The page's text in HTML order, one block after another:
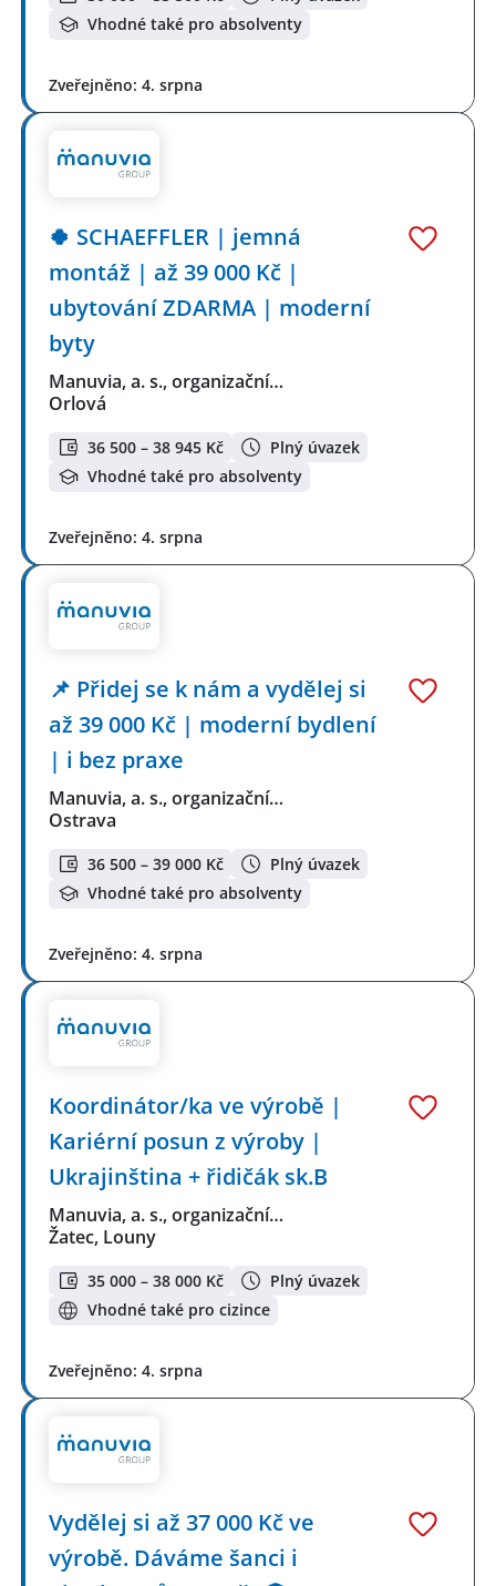
Vhodné také pro absolventy
Zveřejněno: 4. srpna
🍀 SCHAEFFLER | jemná
montáž | až 39 000 Kč |
ubytování ZDARMA | moderní
byty
Manuvia, a. s., organizační…
Orlová
36 500 – 38 945 Kč
Plný úvazek
Vhodné také pro absolventy
Zveřejněno: 4. srpna
📌 Přidej se k nám a vydělej si
až 39 000 Kč | moderní bydlení
| i bez praxe
Manuvia, a. s., organizační…
Ostrava
36 500 – 39 000 Kč
Plný úvazek
Vhodné také pro absolventy
Zveřejněno: 4. srpna
Koordinátor/ka ve výrobě |
Kariérní posun z výroby |
Ukrajinština + řidičák sk.B
Manuvia, a. s., organizační…
Žatec, Louny
35 000 – 38 000 Kč
Plný úvazek
Vhodné také pro cizince
Zveřejněno: 4. srpna
Vydělej si až 37 000 Kč ve
výrobě. Dáváme šanci i